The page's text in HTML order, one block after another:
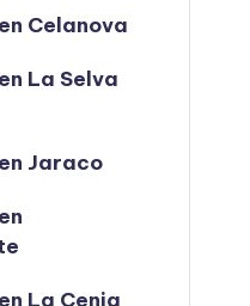
Celanova
La Selva
Jaraco
La Cenia